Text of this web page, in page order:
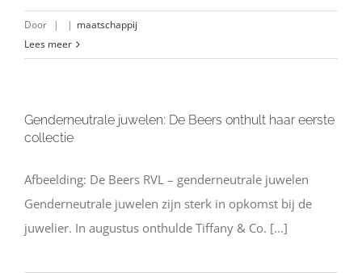
Door | | maatschappij
Lees meer
Genderneutrale juwelen: De Beers onthult haar eerste
collectie
Afbeelding: De Beers RVL – genderneutrale juwelen
Genderneutrale juwelen zijn sterk in opkomst bij de
juwelier. In augustus onthulde Tiffany & Co. [...]